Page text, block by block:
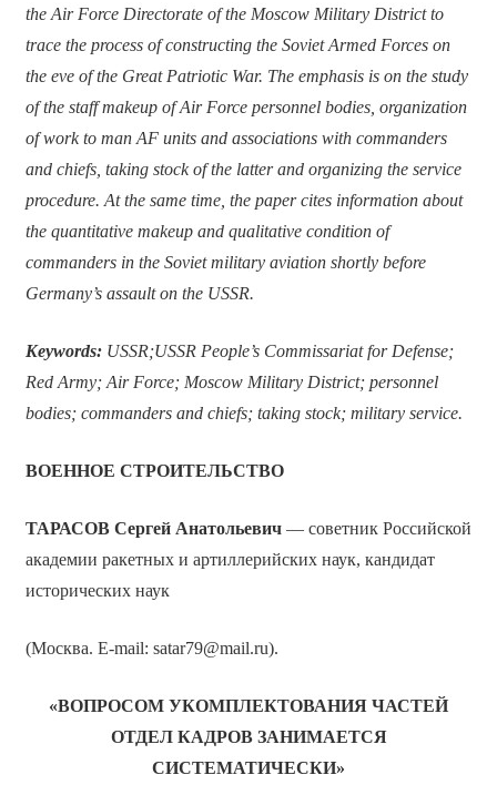
the Air Force Directorate of the Moscow Military District to
trace the process of constructing the Soviet Armed Forces on
the eve of the Great Patriotic War. The emphasis is on the study
of the staff makeup of Air Force personnel bodies, organization
of work to man AF units and associations with commanders
and chiefs, taking stock of the latter and organizing the service
procedure. At the same time, the paper cites information about
the quantitative makeup and qualitative condition of
commanders in the Soviet military aviation shortly before
Germany’s assault on the USSR.
Keywords: USSR;USSR People’s Commissariat for Defense;
Red Army; Air Force; Moscow Military District; personnel
bodies; commanders and chiefs; taking stock; military service.
ВОЕННОЕ СТРОИТЕЛЬСТВО
ТАРАСОВ Сергей Анатольевич— советник Российской
академии ракетных и артиллерийских наук, кандидат
исторических наук
(Москва. E-mail: satar79@mail.ru).
«ВОПРОСОМ УКОМПЛЕКТОВАНИЯ ЧАСТЕЙ
ОТДЕЛ КАДРОВ ЗАНИМАЕТСЯ
СИСТЕМАТИЧЕСКИ»